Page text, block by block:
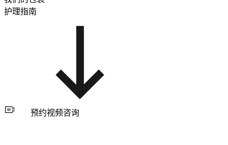
护理指南
预约视频咨询